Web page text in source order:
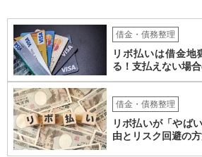
借金・債務整理
リボ払いは借金地
る！支払えない場
借金・債務整理
リボ払いが「やば
由とリスク回避の